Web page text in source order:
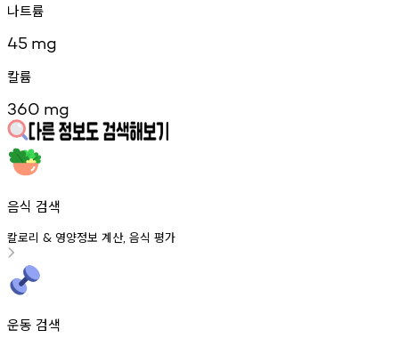
나트륨
45 mg
칼륨
360 mg
음식 검색
칼로리 & 영양정보 계산, 음식 평가
운동 검색